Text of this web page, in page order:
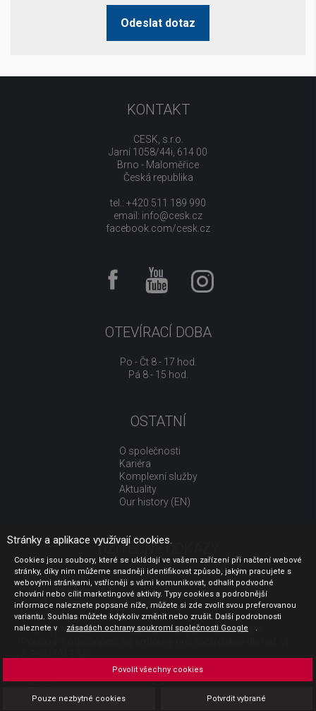
Odeslat dotaz
KONTAKT
CESK, s.r.o.
Jarní 1058/44i, 614 00
Brno - Maloměřice
Česká republika
tel.: +420 511 189 990
email: info@cesk.cz
facebook.com/cesk.cz
OTEVÍRACÍ DOBA
Po - Čt 8 - 17 hod.
Pá 8 - 15 hod.
OSTATNÍ
O společnosti
Kariéra
Komplexní služby
Aktuality
Our history (EN)
UŽITEČNÉ ODKAZY
Jak nakupovat
Obchodní podmínky
GDPR - ochrana osobních údajů
Profil zadavatele
Sdělení před uzavřením kupní smlouvy pro spotřebitele
Platba
Povinná publicita
Stránky a aplikace využívají cookies.
Cookies jsou soubory, které se ukládají ve vašem zařízení při načtení webové
stránky, díky nim můžeme snadněji identifikovat způsob, jakým pracujete s
webovými stránkami, vstřícněji s vámi komunikovat, odhalit podvodné
chování nebo cílit marketingové aktivity. Typy cookies a podrobnější
informace naleznete popsané níže, můžete si zde zvolit svou preferovanou
variantu. Souhlas můžete kdykoliv změnit nebo zrušit. Další podrobnosti
naleznete v
zásadách ochrany soukromí společnosti Google .
Pouze nezbytné cookies Potvrdit vybrané
Povolit všechny cookies